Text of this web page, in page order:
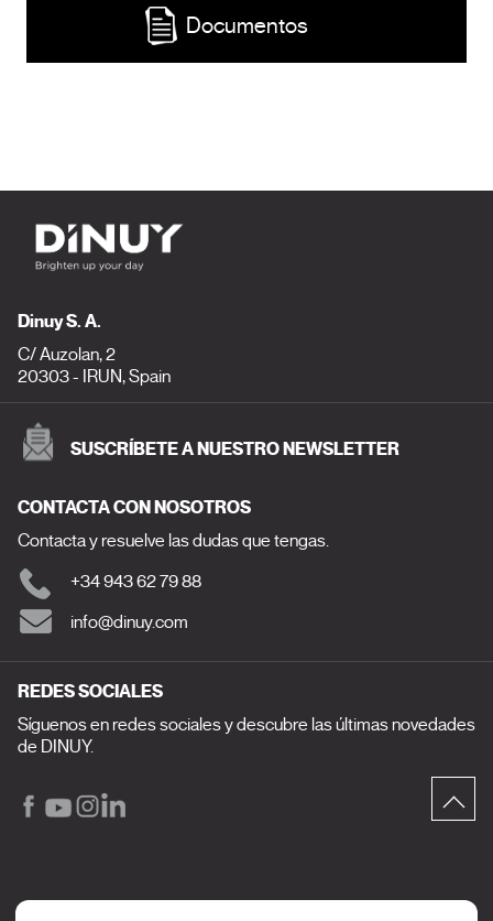
Documentos
Dinuy S. A.
C/ Auzolan, 2
20303 - IRUN, Spain
SUSCRÍBETE A NUESTRO NEWSLETTER
CONTACTA CON NOSOTROS
Contacta y resuelve las dudas que tengas.
+34 943 62 79 88
info@dinuy.com
REDES SOCIALES
Síguenos en redes sociales y descubre las últimas novedades
de DINUY.